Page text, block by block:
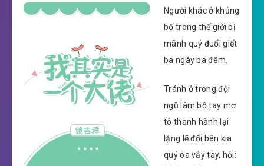
Người khác ở khủng
bố trong thế giới bị
mãnh quỷ đuổi giết
ba ngày ba đêm.
Tránh ở trong đội
ngũ làm bộ tay mơ
tô thanh hành lại
lặng lẽ đối bên kia
quỷ oa vẫy tay, hỏi: